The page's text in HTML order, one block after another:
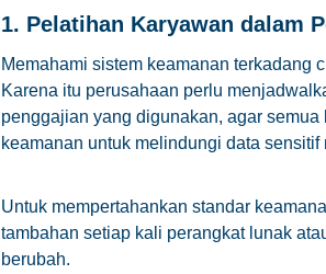
1. Pelatihan Karyawan dalam
Memahami sistem keamanan terkadang
Karena itu perusahaan perlu
penggajian yang digunakan, agar
keamanan untuk melindungi data sensitif
Untuk mempertahankan standar
tambahan setiap kali perangkat lunak
berubah.